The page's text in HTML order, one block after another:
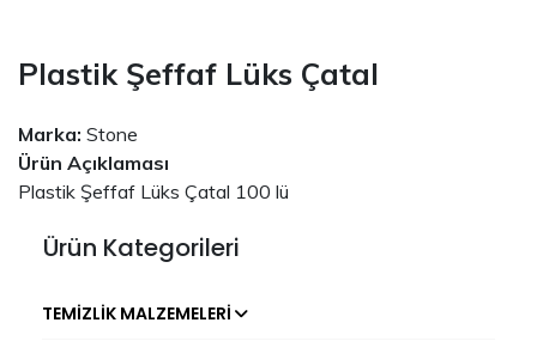
Ürün Kategorileri
TEMIZLIK MALZEMELERI
Plastik Şeffaf Lüks Çatal
Marka: Stone
Ürün Açıklaması
Plastik Şeffaf Lüks Çatal 100 lü